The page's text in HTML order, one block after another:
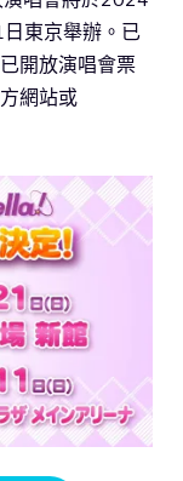
東京舉辦。已
開放演唱會票
網站或